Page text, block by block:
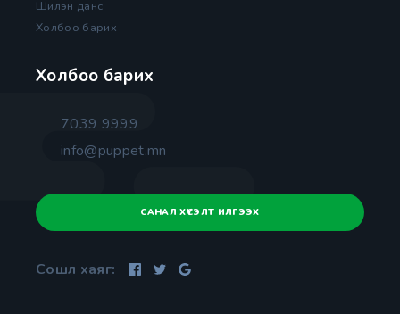
Шилэн данс
Холбоо барих
Холбоо барих
7039 9999
info@puppet.mn
САНАЛ ХҮСЭЛТ ИЛГЭЭХ
Сошл хаяг: